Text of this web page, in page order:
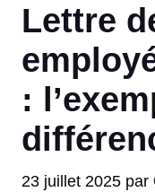
Lettre
:
23 juillet 2025 par